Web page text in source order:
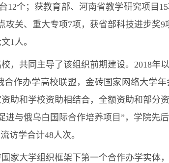
个；获教育部、河南省教学研究项目
关、重大专项7项，获省部科技进步奖
1人。
，共同主导了该组织前期建设。2018年
作办学高校联盟，金砖国家网络大学
助和学校资助相结合，全额资助和部分
与俄乌白国际合作培养项目”，学院先
访学合计48人次。
家大学组织框架下第一个合作办学实体